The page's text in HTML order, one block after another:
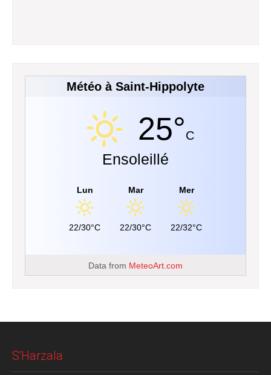
Météo à Saint-Hippolyte
25°C
Ensoleillé
Lun
22/30°C
Mar
22/30°C
Mer
22/32°C
Data from MeteoArt.com
S'Harzala